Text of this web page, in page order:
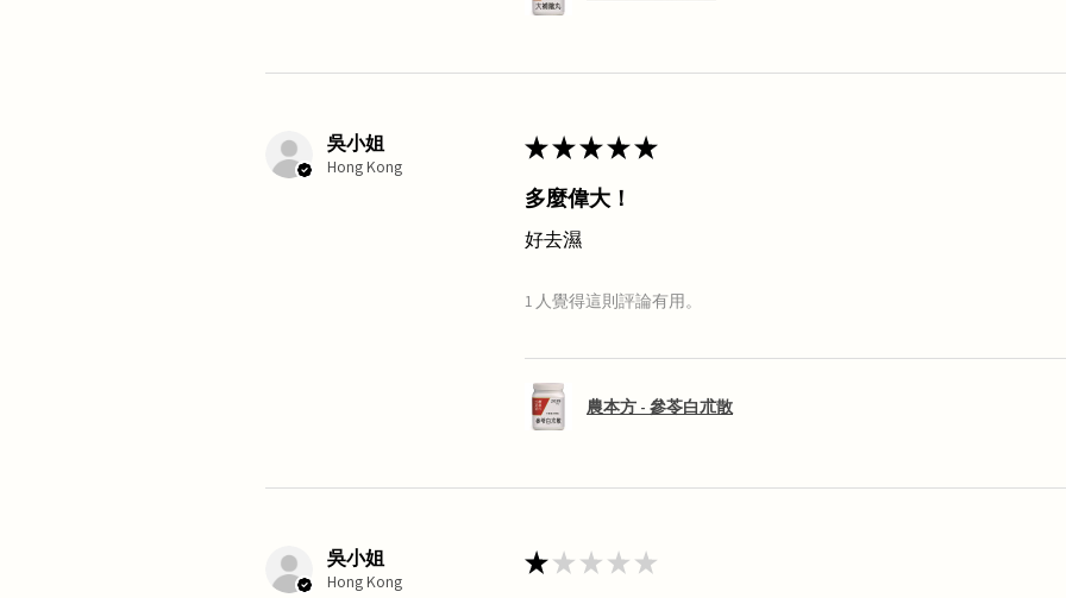
吳小姐
Hong Kong
★★★★★
多麼偉大！
好去濕
1 人覺得這則評論有用。
農本方 - 參苓白朮散
吳小姐
Hong Kong
★★★★★